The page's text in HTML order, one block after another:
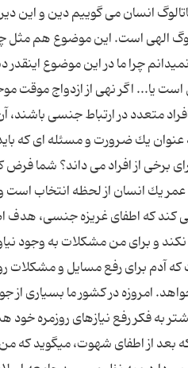
انسان می گوییم دین و این
الهی است. این موضوع هم مثل
چرا ما در این موضوع اینقدر
است یا... اگر نهی از ازدواج
متعدد در ارتباط جنسی
عنوان یك ضرورت و مسئله ای كه
برخی از افراد می داند؟ شما
عمر یك انسان از لحظه انتخاب
كند كه اطفای غریزه جنسی، هدف
و برای من مشكلات به وجود
برای رفع مسایل و مشكلات
امروزه در كشور ما بسیاری از
به فكر رفع نیازهای روزمره
بعد از اطفای شهوت، میگوید كه